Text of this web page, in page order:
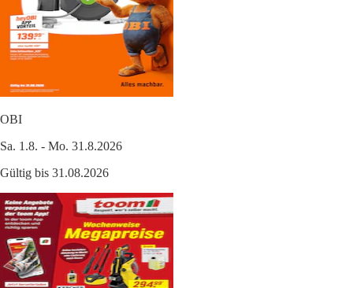
OBI
Sa. 1.8. - Mo. 31.8.2026
Gültig bis 31.08.2026